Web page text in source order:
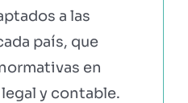
a las
país, que
en
y contable.